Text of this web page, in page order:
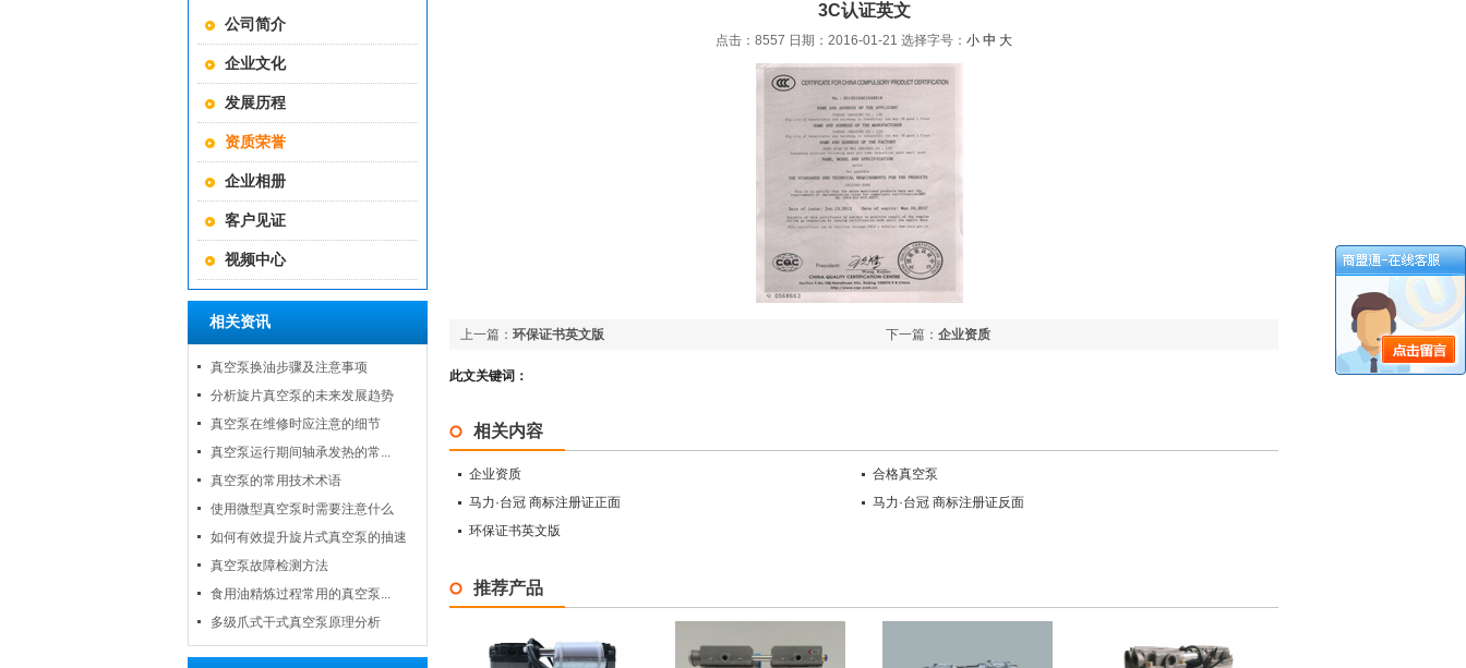
公司简介
企业文化
发展历程
资质荣誉
企业相册
客户见证
视频中心
相关资讯
真空泵换油步骤及注意事项
分析旋片真空泵的未来发展趋势
真空泵在维修时应注意的细节
真空泵运行期间轴承发热的常...
真空泵的常用技术术语
使用微型真空泵时需要注意什么
如何有效提升旋片式真空泵的抽速
真空泵故障检测方法
食用油精炼过程常用的真空泵...
多级爪式干式真空泵原理分析
3C认证英文
点击：8557 日期：2016-01-21 选择字号： 小 中 大
上一篇： 环保证书英文版 下一篇： 企业资质
此文关键词：
相关内容
企业资质
合格真空泵
马力·台冠 商标注册证正面
马力·台冠 商标注册证反面
环保证书英文版
推荐产品